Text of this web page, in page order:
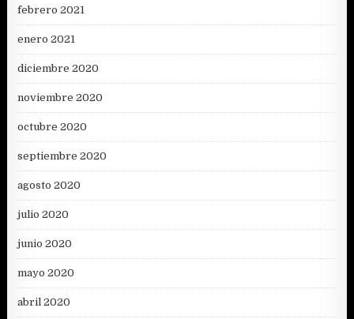
febrero 2021
enero 2021
diciembre 2020
noviembre 2020
octubre 2020
septiembre 2020
agosto 2020
julio 2020
junio 2020
mayo 2020
abril 2020